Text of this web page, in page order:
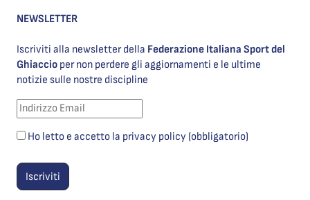
NEWSLETTER
Iscriviti alla newsletter della Federazione Italiana Sport del
Ghiaccio per non perdere gli aggiornamenti e le ultime
notizie sulle nostre discipline
Ho letto e accetto la privacy policy (obbligatorio)